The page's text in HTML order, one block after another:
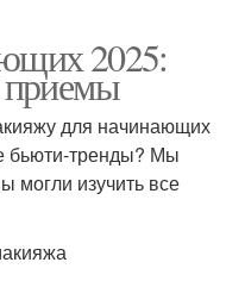
2025:
приемы
для начинающих
бьюти-тренды? Мы
могли изучить все